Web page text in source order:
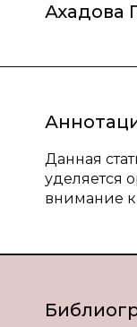
Ахадова
Данная
уделяется
внимание к